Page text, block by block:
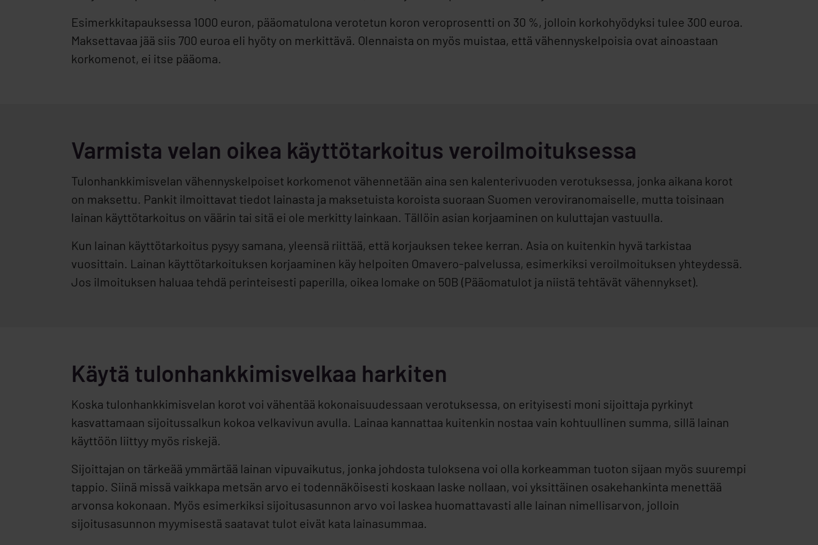
Esimerkkitapauksessa 1000 euron, pääomatulona verotetun koron veroprosentti on 30 %, jolloin korkohyödyksi tulee 300 euroa.
Maksettavaa jää siis 700 euroa eli hyöty on merkittävä. Olennaista on myös muistaa, että vähennyskelpoisia ovat ainoastaan
korkomenot, ei itse pääoma.
Varmista velan oikea käyttötarkoitus veroilmoituksessa
Tulonhankkimisvelan vähennyskelpoiset korkomenot vähennetään aina sen kalenterivuoden verotuksessa, jonka aikana korot
on maksettu. Pankit ilmoittavat tiedot lainasta ja maksetuista koroista suoraan Suomen veroviranomaiselle, mutta toisinaan
lainan käyttötarkoitus on väärin tai sitä ei ole merkitty lainkaan. Tällöin asian korjaaminen on kuluttajan vastuulla.
Kun lainan käyttötarkoitus pysyy samana, yleensä riittää, että korjauksen tekee kerran. Asia on kuitenkin hyvä tarkistaa
vuosittain. Lainan käyttötarkoituksen korjaaminen käy helpoiten Omavero-palvelussa, esimerkiksi veroilmoituksen yhteydessä.
Jos ilmoituksen haluaa tehdä perinteisesti paperilla, oikea lomake on 50B (Pääomatulot ja niistä tehtävät vähennykset).
Käytä tulonhankkimisvelkaa harkiten
Koska tulonhankkimisvelan korot voi vähentää kokonaisuudessaan verotuksessa, on erityisesti moni sijoittaja pyrkinyt
kasvattamaan sijoitussalkun kokoa velkavivun avulla. Lainaa kannattaa kuitenkin nostaa vain kohtuullinen summa, sillä lainan
käyttöön liittyy myös riskejä.
Sijoittajan on tärkeää ymmärtää lainan vipuvaikutus, jonka johdosta tuloksena voi olla korkeamman tuoton sijaan myös suurempi
tappio. Siinä missä vaikkapa metsän arvo ei todennäköisesti koskaan laske nollaan, voi yksittäinen osakehankinta menettää
arvonsa kokonaan. Myös esimerkiksi sijoitusasunnon arvo voi laskea huomattavasti alle lainan nimellisarvon, jolloin
sijoitusasunnon myymisestä saatavat tulot eivät kata lainasummaa.